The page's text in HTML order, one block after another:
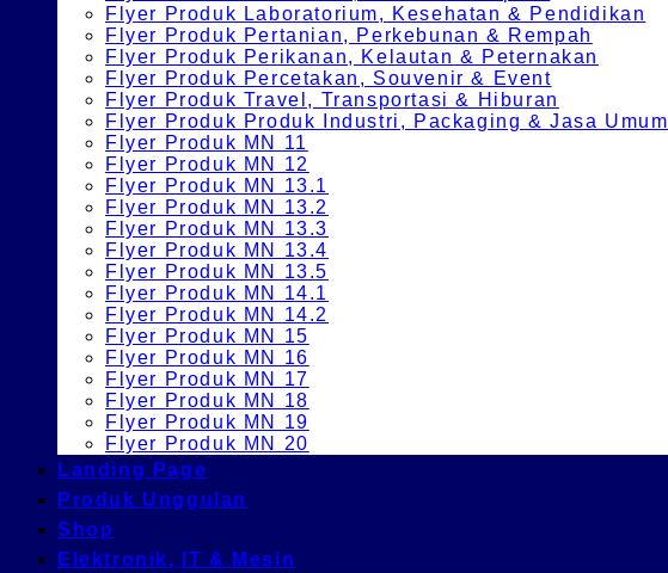
Flyer Produk Laboratorium, Kesehatan & Pendidikan
Flyer Produk Pertanian, Perkebunan & Rempah
Flyer Produk Perikanan, Kelautan & Peternakan
Flyer Produk Percetakan, Souvenir & Event
Flyer Produk Travel, Transportasi & Hiburan
Flyer Produk Produk Industri, Packaging & Jasa Umum
Flyer Produk MN 11
Flyer Produk MN 12
Flyer Produk MN 13.1
Flyer Produk MN 13.2
Flyer Produk MN 13.3
Flyer Produk MN 13.4
Flyer Produk MN 13.5
Flyer Produk MN 14.1
Flyer Produk MN 14.2
Flyer Produk MN 15
Flyer Produk MN 16
Flyer Produk MN 17
Flyer Produk MN 18
Flyer Produk MN 19
Flyer Produk MN 20
Landing Page
Produk Unggulan
Shop
Elektronik, IT & Mesin